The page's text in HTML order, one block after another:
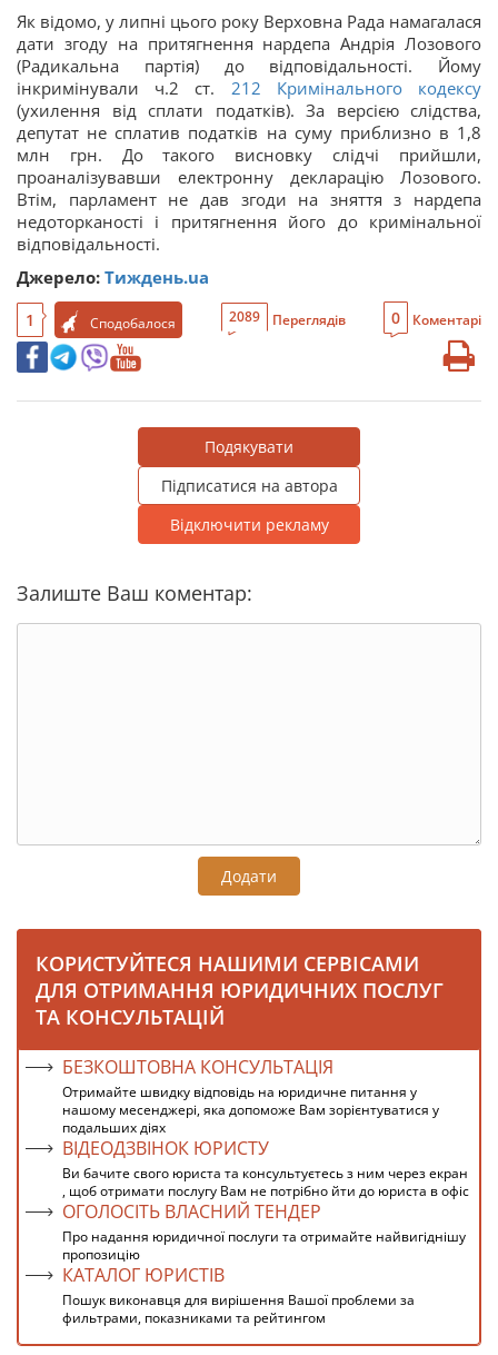
Як відомо, у липні цього року Верховна Рада намагалася
дати згоду на притягнення нардепа Андрія Лозового
(Радикальна партія) до відповідальності. Йому
інкримінували ч.2 ст. 212 Кримінального кодексу
(ухилення від сплати податків). За версією слідства,
депутат не сплатив податків на суму приблизно в 1,8
млн грн. До такого висновку слідчі прийшли,
проаналізувавши електронну декларацію Лозового.
Втім, парламент не дав згоди на зняття з нардепа
недоторканості і притягнення його до кримінальної
відповідальності.
Джерело: Тиждень.ua
1 Сподобалося 2089 Переглядів 0 Коментарі
Подякувати
Підписатися на автора
Відключити рекламу
Залиште Ваш коментар:
Додати
КОРИСТУЙТЕСЯ НАШИМИ СЕРВІСАМИ
ДЛЯ ОТРИМАННЯ ЮРИДИЧНИХ ПОСЛУГ
ТА КОНСУЛЬТАЦІЙ
БЕЗКОШТОВНА КОНСУЛЬТАЦІЯ
Отримайте швидку відповідь на юридичне питання у
нашому месенджері, яка допоможе Вам зорієнтуватися у
подальших діях
ВІДЕОДЗВІНОК ЮРИСТУ
Ви бачите свого юриста та консультуєтесь з ним через екран
, щоб отримати послугу Вам не потрібно йти до юриста в офіс
ОГОЛОСІТЬ ВЛАСНИЙ ТЕНДЕР
Про надання юридичної послуги та отримайте найвигіднішу
пропозицію
КАТАЛОГ ЮРИСТІВ
Пошук виконавця для вирішення Вашої проблеми за
фильтрами, показниками та рейтингом